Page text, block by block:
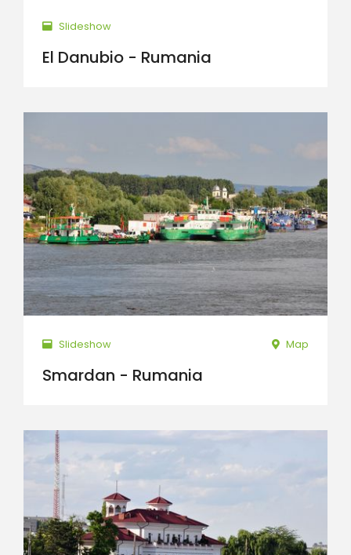
Slideshow
El Danubio - Rumania
Slideshow Map
Smardan - Rumania